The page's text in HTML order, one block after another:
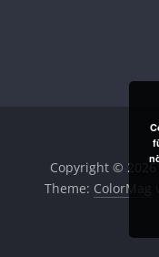
Copyright © 2026
Theme: ColorMag